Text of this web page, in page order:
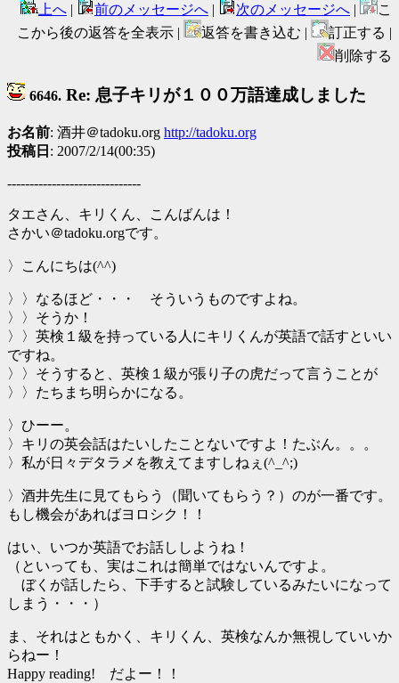
上へ | 前のメッセージへ | 次のメッセージへ |
こ
こから後の返答を全表示 |
返答を書き込む |
訂正する |
削除する
6646. Re: 息子キリが１００万語達成しました
お名前: 酒井＠tadoku.org http://tadoku.org
投稿日 : 2007/2/14(00:35)
------------------------------
タエさん、キリくん、こんばんは！
さかい＠tadoku.orgです。
〉こんにちは(^^)
〉〉なるほど・・・ そういうものですよね。
〉〉そうか！
〉〉英検１級を持っている人にキリくんが英語で話すといい
ですね。
〉〉そうすると、英検１級が張り子の虎だって言うことが
〉〉たちまち明らかになる。
〉ひーー。
〉キリの英会話はたいしたことないですよ！たぶん。。。
〉私が日々デタラメを教えてますしねぇ(^_^;)
〉酒井先生に見てもらう（聞いてもらう？）のが一番です。
もし機会があればヨロシク！！
はい、いつか英語でお話ししようね！
（といっても、実はこれは簡単ではないんですよ。
ぼくが話したら、下手すると試験しているみたいになって
しまう・・・）
ま、それはともかく、キリくん、英検なんか無視していいか
らねー！
Happy reading! だよー！！